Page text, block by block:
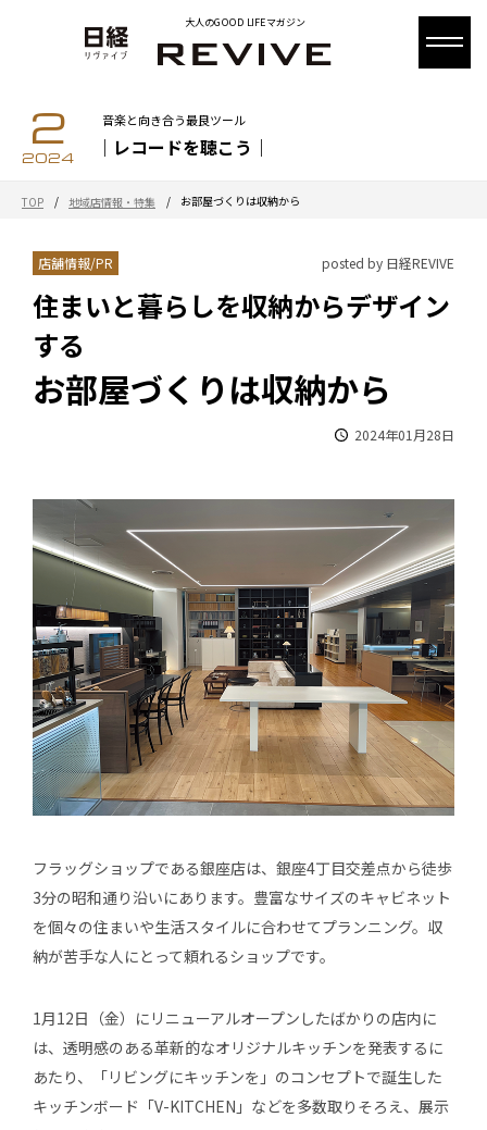
大人のGOOD LIFEマガジン
2
2024
音楽と向き合う最良ツール
｜レコードを聴こう｜
TOP / 地域店情報・特集 / お部屋づくりは収納から
店舗情報/PR posted by 日経REVIVE
住まいと暮らしを収納からデザイン
する
お部屋づくりは収納から
2024年01月28日
フラッグショップである銀座店は、銀座4丁目交差点から徒歩
3分の昭和通り沿いにあります。豊富なサイズのキャビネット
を個々の住まいや生活スタイルに合わせてプランニング。収
納が苦手な人にとって頼れるショップです。
1月12日（金）にリニューアルオープンしたばかりの店内に
は、透明感のある革新的なオリジナルキッチンを発表するに
あたり、「リビングにキッチンを」のコンセプトで誕生した
キッチンボード「V-KITCHEN」などを多数取りそろえ、展示